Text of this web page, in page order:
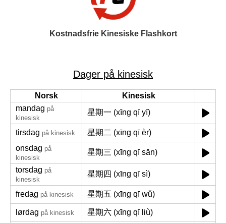
Kostnadsfrie Kinesiske Flashkort
Dager på kinesisk
Norsk
Kinesisk
mandag på
kinesisk
星期一 (xīng qī yī)
tirsdag på kinesisk
星期二 (xīng qī èr)
onsdag på
kinesisk
星期三 (xīng qī sān)
torsdag på
kinesisk
星期四 (xīng qī sì)
fredag på kinesisk 星期五 (xīng qī wǔ)
lørdag på kinesisk
星期六 (xīng qī liù)